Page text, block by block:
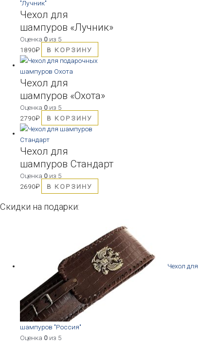
Чехол для
шампуров «Лучник»
Оценка 0 из 5
1890₽ В КОРЗИНУ
Чехол для
шампуров «Охота»
Оценка 0 из 5
2790₽ В КОРЗИНУ
Чехол для
шампуров Стандарт
Оценка 0 из 5
2690₽ В КОРЗИНУ
Скидки на подарки:
Чехол для
шампуров "Россия"
Оценка 0 из 5